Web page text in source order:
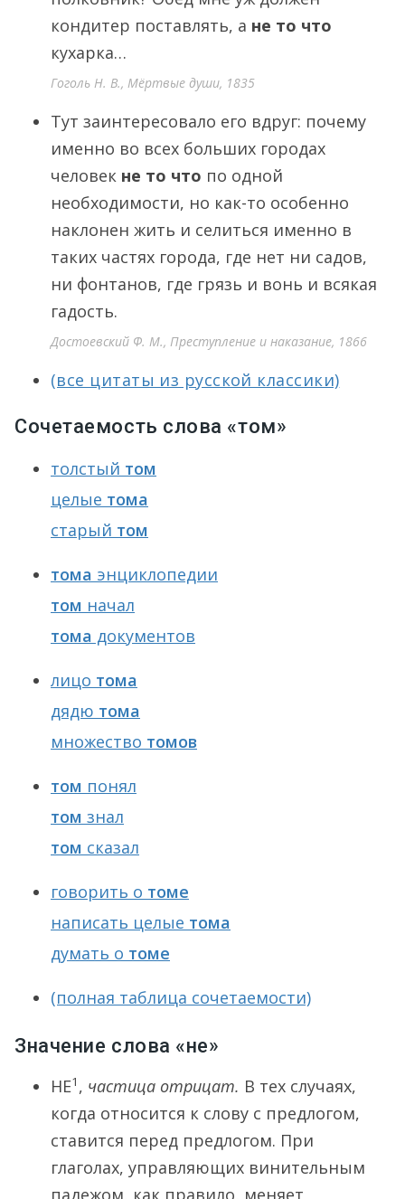
кондитер поставлять, а не то что
кухарка…
Гоголь Н. В., Мёртвые души, 1835
Тут заинтересовало его вдруг: почему
именно во всех больших городах
человек не то что по одной
необходимости, но как-то особенно
наклонен жить и селиться именно в
таких частях города, где нет ни садов,
ни фонтанов, где грязь и вонь и всякая
гадость.
Достоевский Ф. М., Преступление и наказание, 1866
(все цитаты из русской классики)
Сочетаемость слова «том»
толстый том
целые тома
старый том
тома энциклопедии
том начал
тома документов
лицо тома
дядю тома
множество томов
том понял
том знал
том сказал
говорить о томе
написать целые тома
думать о томе
(полная таблица сочетаемости)
Значение слова «не»
НЕ1 , частица отрицат. В тех случаях,
когда относится к слову с предлогом,
ставится перед предлогом. При
глаголах, управляющих винительным
падежом, как правило, меняет